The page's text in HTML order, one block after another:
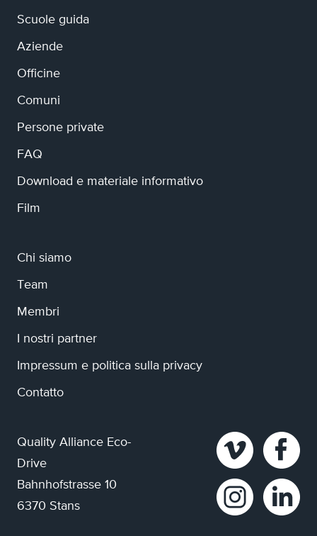
Scuole guida
Aziende
Officine
Comuni
Persone private
FAQ
Download e materiale informativo
Film
Chi siamo
Team
Membri
I nostri partner
Impressum e politica sulla privacy
Contatto
Quality Alliance Eco-
Drive
Bahnhofstrasse 10
6370 Stans